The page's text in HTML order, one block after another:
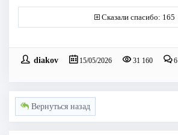
Сказали спасибо: 165
diakov 15/05/2026 31 160 6
Вернуться назад